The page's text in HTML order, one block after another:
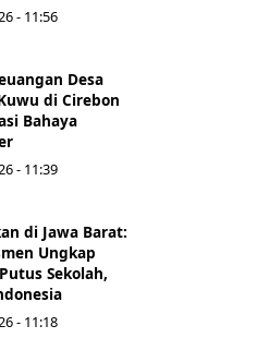
- 11:56
Desa
di Cirebon
Bahaya
- 11:39
di Jawa Barat:
Ungkap
Sekolah,
- 11:18